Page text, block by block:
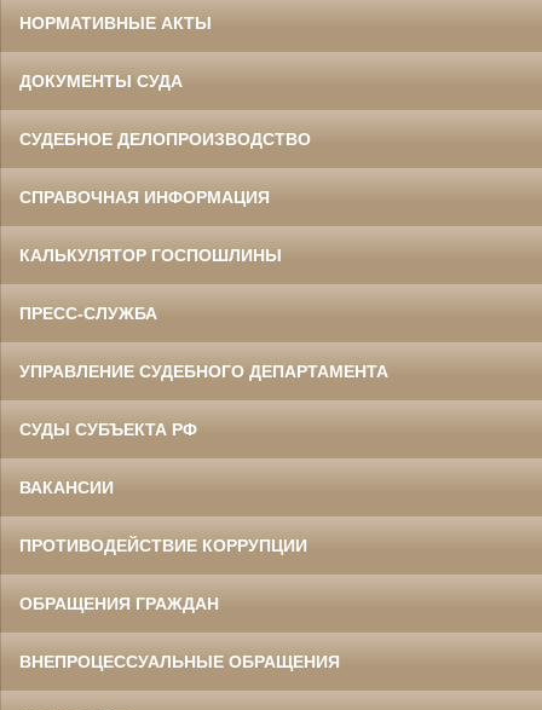
НОРМАТИВНЫЕ АКТЫ
ДОКУМЕНТЫ СУДА
СУДЕБНОЕ ДЕЛОПРОИЗВОДСТВО
СПРАВОЧНАЯ ИНФОРМАЦИЯ
КАЛЬКУЛЯТОР ГОСПОШЛИНЫ
ПРЕСС-СЛУЖБА
УПРАВЛЕНИЕ СУДЕБНОГО ДЕПАРТАМЕНТА
СУДЫ СУБЪЕКТА РФ
ВАКАНСИИ
ПРОТИВОДЕЙСТВИЕ КОРРУПЦИИ
ОБРАЩЕНИЯ ГРАЖДАН
ВНЕПРОЦЕССУАЛЬНЫЕ ОБРАЩЕНИЯ